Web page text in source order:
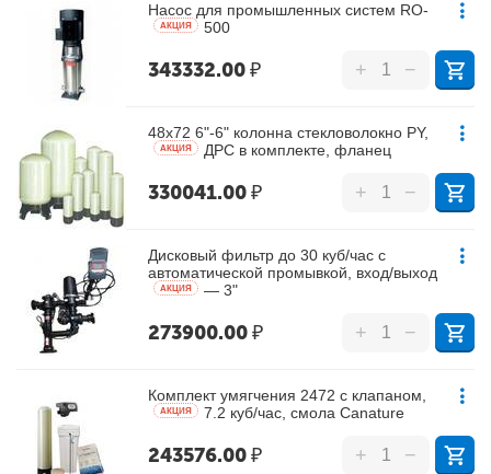
Насос для промышленных систем RO-
500
AКЦИЯ
343332.00₽ + −
48х72 6"-6" колонна стекловолокно PY,
ДРС в комплекте, фланец
AКЦИЯ
330041.00₽ + −
Дисковый фильтр до 30 куб/час с
автоматической промывкой, вход/выход
— 3"
AКЦИЯ
273900.00₽ + −
Комплект умягчения 2472 с клапаном,
7.2 куб/час, смола Canature
AКЦИЯ
243576.00₽ + −